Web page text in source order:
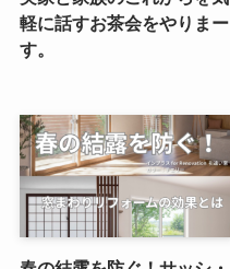
軽に話すお茶会をやりまー
す。